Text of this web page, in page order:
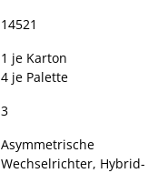
14521
1 je Karton
4 je Palette
3
Asymmetrische
Wechselrichter, Hybrid-